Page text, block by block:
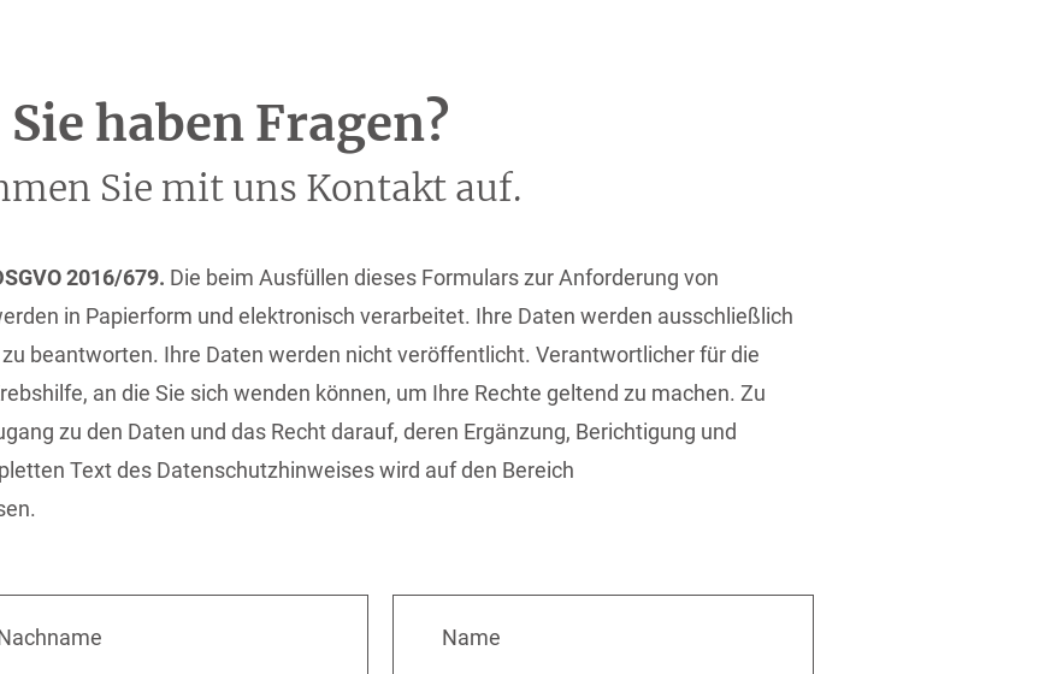
Sie haben Fragen?
Sie mit uns Kontakt auf.
2016/679. Die beim Ausfüllen dieses Formulars zur Anforderung von
in Papierform und elektronisch verarbeitet. Ihre Daten werden ausschließlich
beantworten. Ihre Daten werden nicht veröffentlicht. Verantwortlicher für die
an die Sie sich wenden können, um Ihre Rechte geltend zu machen. Zu
zu den Daten und das Recht darauf, deren Ergänzung, Berichtigung und
Text des Datenschutzhinweises wird auf den Bereich
Name